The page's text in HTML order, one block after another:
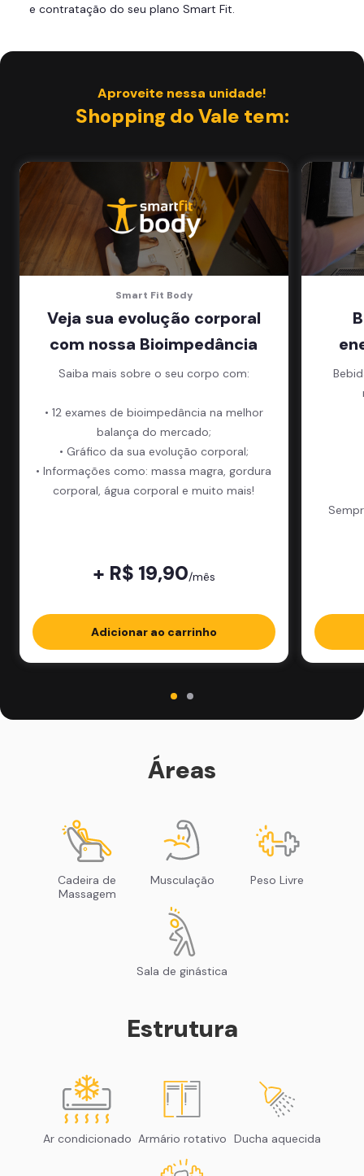
Área de musculação e aeróbicos
e contratação do seu plano Smart Fit.
Aproveite nessa unidade!
Shopping do Vale tem:
Smart Fit Body
Veja sua evolução corporal
com nossa Bioimpedância
Saiba mais sobre o seu corpo com:
• 12 exames de bioimpedância na melhor
balança do mercado;
• Gráfico da sua evolução corporal;
• Informações como: massa magra, gordura
corporal, água corporal e muito mais!
+ R$ 19,90/mês
Adicionar ao carrinho
Áreas
Cadeira de
Massagem
Musculação Peso Livre
Sala de ginástica
Estrutura
Ar condicionado Armário rotativo Ducha aquecida